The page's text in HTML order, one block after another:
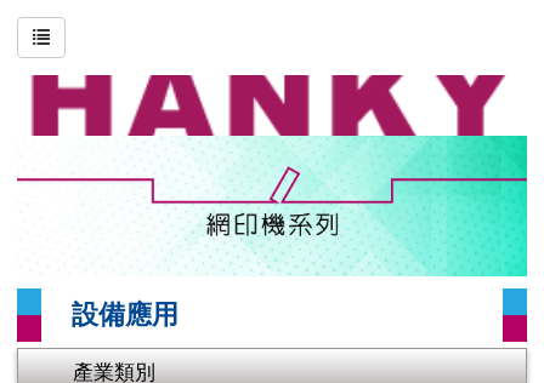
設備應用
產業類別
進階搜尋
關於恒基
產業類別
影片專區